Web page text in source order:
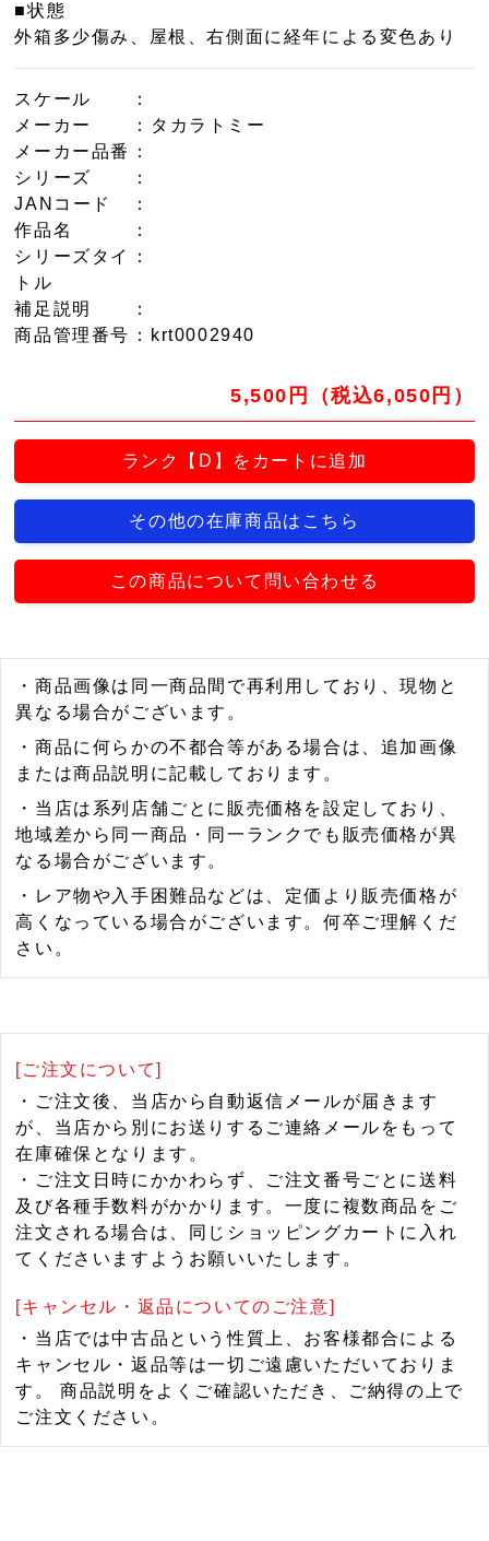
■状態
外箱多少傷み、屋根、右側面に経年による変色あり
スケール
：
メーカー
：タカラトミー
メーカー品番
：
シリーズ
：
JANコード
：
作品名
：
シリーズタイ
トル
：
補足説明
：
商品管理番号 ：krt0002940
5,500円（税込6,050円）
ランク【D】をカートに追加
その他の在庫商品はこちら
この商品について問い合わせる
・商品画像は同一商品間で再利用しており、現物と
異なる場合がございます。
・商品に何らかの不都合等がある場合は、追加画像
または商品説明に記載しております。
・当店は系列店舗ごとに販売価格を設定しており、
地域差から同一商品・同一ランクでも販売価格が異
なる場合がございます。
・レア物や入手困難品などは、定価より販売価格が
高くなっている場合がございます。何卒ご理解くだ
さい。
[ご注文について]
・ご注文後、当店から自動返信メールが届きます
が、当店から別にお送りするご連絡メールをもって
在庫確保となります。
・ご注文日時にかかわらず、ご注文番号ごとに送料
及び各種手数料がかかります。一度に複数商品をご
注文される場合は、同じショッピングカートに入れ
てくださいますようお願いいたします。
[キャンセル・返品についてのご注意]
・当店では中古品という性質上、お客様都合による
キャンセル・返品等は一切ご遠慮いただいておりま
す。 商品説明をよくご確認いただき、ご納得の上で
ご注文ください。